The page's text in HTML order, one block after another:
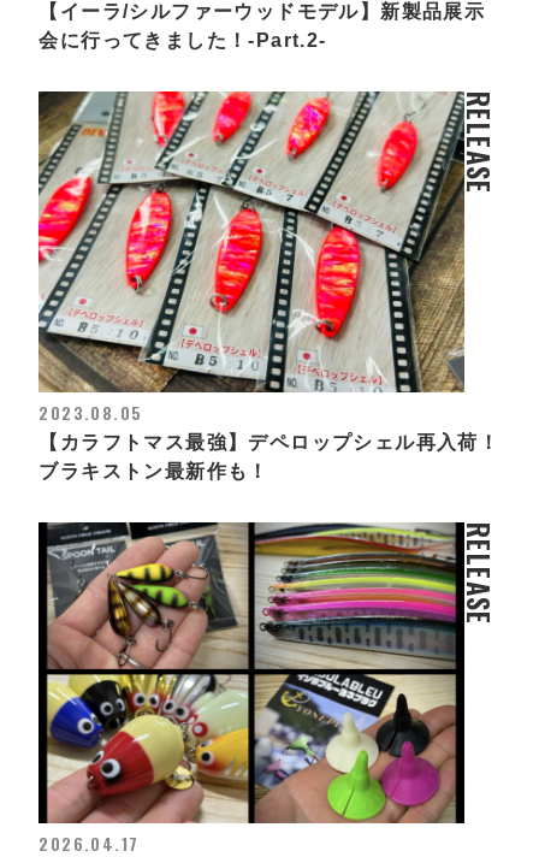
【イーラ/シルファーウッドモデル】新製品展示
会に行ってきました！-Part.2-
RELEASE
2023.08.05
【カラフトマス最強】デペロップシェル再入荷！
ブラキストン最新作も！
RELEASE
2026.04.17